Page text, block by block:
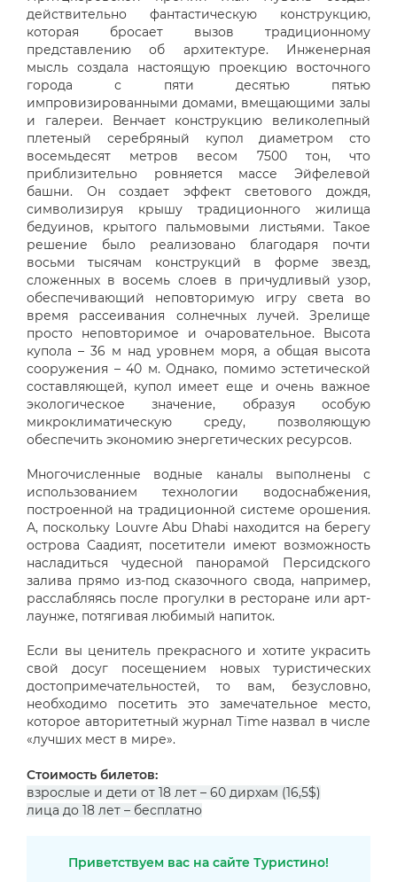
действительно фантастическую конструкцию,
которая бросает вызов традиционному
представлению об архитектуре. Инженерная
мысль создала настоящую проекцию восточного
города с пяти десятью пятью
импровизированными домами, вмещающими залы
и галереи. Венчает конструкцию великолепный
плетеный серебряный купол диаметром сто
восемьдесят метров весом 7500 тон, что
приблизительно ровняется массе Эйфелевой
башни. Он создает эффект светового дождя,
символизируя крышу традиционного жилища
бедуинов, крытого пальмовыми листьями. Такое
решение было реализовано благодаря почти
восьми тысячам конструкций в форме звезд,
сложенных в восемь слоев в причудливый узор,
обеспечивающий неповторимую игру света во
время рассеивания солнечных лучей. Зрелище
просто неповторимое и очаровательное. Высота
купола – 36 м над уровнем моря, а общая высота
сооружения – 40 м. Однако, помимо эстетической
составляющей, купол имеет еще и очень важное
экологическое значение, образуя особую
микроклиматическую среду, позволяющую
обеспечить экономию энергетических ресурсов.
Многочисленные водные каналы выполнены с
использованием технологии водоснабжения,
построенной на традиционной системе орошения.
А, поскольку Louvre Abu Dhabi находится на берегу
острова Саадият, посетители имеют возможность
насладиться чудесной панорамой Персидского
залива прямо из-под сказочного свода, например,
расслабляясь после прогулки в ресторане или арт-
лаунже, потягивая любимый напиток.
Если вы ценитель прекрасного и хотите украсить
свой досуг посещением новых туристических
достопримечательностей, то вам, безусловно,
необходимо посетить это замечательное место,
которое авторитетный журнал Time назвал в числе
«лучших мест в мире».
Стоимость билетов:
взрослые и дети от 18 лет – 60 дирхам (16,5$)
лица до 18 лет – бесплатно
Приветствуем вас на сайте Туристино!